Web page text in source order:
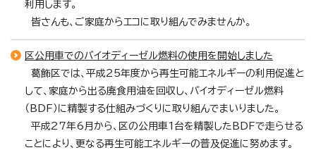
利用します。
皆さんも、ご家庭からエコに取り組んでみませんか。
区公用車でのバイオディーゼル燃料の使用を開始しました
葛飾区では、平成25年度から再生可能エネルギーの利用促進と
して、家庭から出る廃食用油を回収し、バイオディーゼル燃料
（BDF）に精製する仕組みづくりに取り組んでまいりました。
平成27年6月から、区の公用車1台を精製したBDFで走らせる
ことにより、更なる再生可能エネルギーの普及促進に努めます。